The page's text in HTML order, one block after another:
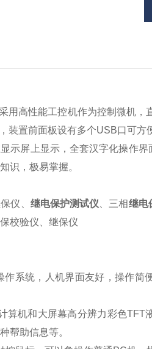
用高性能工控机作为控制微机，
装置前面板设有多个USB口可方
示屏上显示，全套汉字化操作
识，极易掌握。
仪、 继电保护测试仪 、三相继电
校验仪、继保仪
作系统，人机界面友好，操作
算机和大屏幕高分辨力彩色
帮助信息等。